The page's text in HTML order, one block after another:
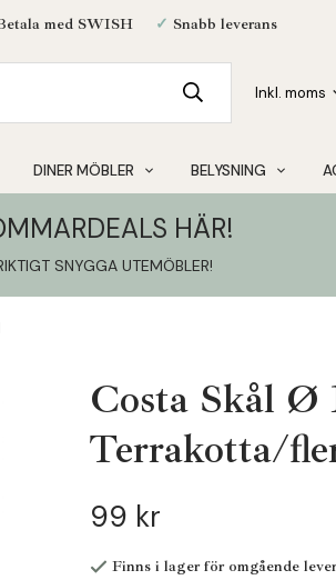
med SWISH ✓ Snabb leverans
DINER MÖBLER BELYSNING
HÄR!
SNYGGA UTEMÖBLER!
Costa Skål Ø
Terrakotta/
99 kr
Finns i lager för omgående